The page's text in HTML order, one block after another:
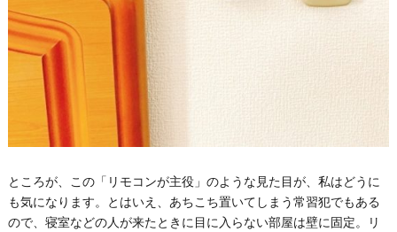
ところが、この「リモコンが主役」のような見た目が、私はどうに
も気になります。とはいえ、あちこち置いてしまう常習犯でもある
ので、寝室などの人が来たときに目に入らない部屋は壁に固定。リ